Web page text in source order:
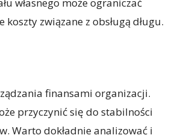
związane z obsługą długu.
finansami organizacji.
przyczynić się do stabilności
Warto dokładnie analizować i